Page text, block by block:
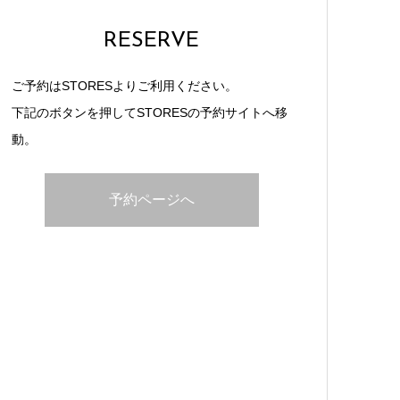
RESERVE
ご予約はSTORESよりご利用ください。
下記のボタンを押してSTORESの予約サイトへ移
動。
予約ページへ